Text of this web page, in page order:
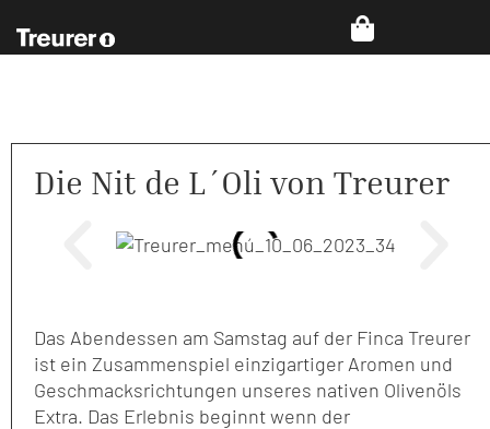
Die Nit de L´Oli von Treurer
Das Abendessen am Samstag auf der Finca Treurer
ist ein Zusammenspiel einzigartiger Aromen und
Geschmacksrichtungen unseres nativen Olivenöls
Extra. Das Erlebnis beginnt wenn der